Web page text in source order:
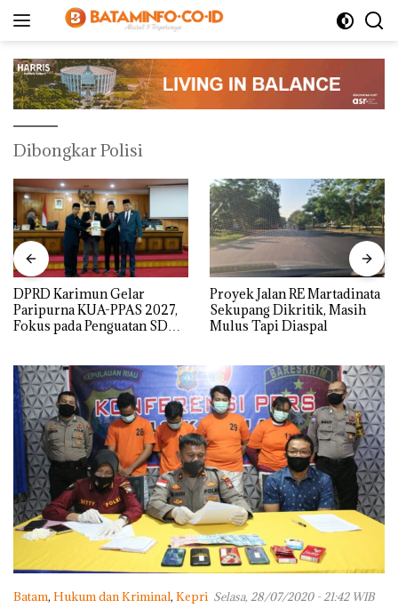
Dibongkar Polisi
DPRD Karimun Gelar
Paripurna KUA-PPAS 2027,
Fokus pada Penguatan SDM,
Proyek Jalan RE Martadinata
Sekupang Dikritik, Masih
Mulus Tapi Diaspal
Batam, Hukum dan Kriminal, Kepri Selasa, 28/07/2020 - 21:42 WIB